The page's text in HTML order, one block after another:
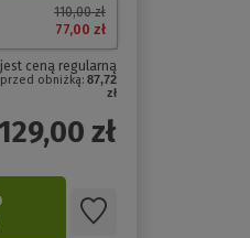
110,00 zł
77,00 zł
ceną regularną
obniżką: 87,72
zł
zł